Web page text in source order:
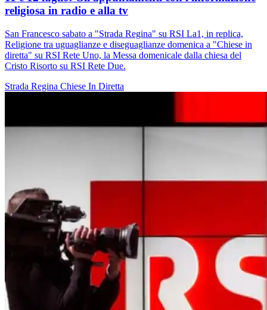
religiosa in radio e alla tv
San Francesco sabato a "Strada Regina" su RSI La1, in replica,
Religione tra uguaglianze e diseguaglianze domenica a "Chiese in
diretta" su RSI Rete Uno, la Messa domenicale dalla chiesa del
Cristo Risorto su RSI Rete Due.
Strada Regina Chiese In Diretta